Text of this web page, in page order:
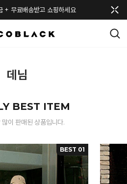
무료배송받고 쇼핑하세요
데님
BEST ITEM
이 판매된 상품입니다.
BEST 01